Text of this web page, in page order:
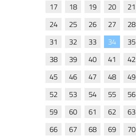
17
18 19 20 21
24
25 26 27 28
31
32 33 34 35
38
39 40 41 42
45
46 47 48 49
52
53 54 55 56
59
60 61 62 63
66
67 68 69 70